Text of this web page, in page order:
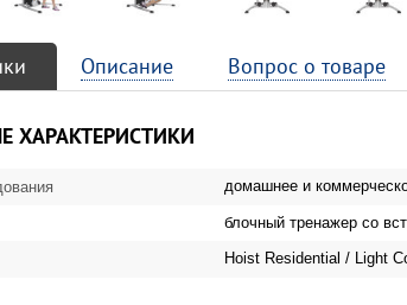
Описание Вопрос о товаре
ХАРАКТЕРИСТИКИ
домашнее и
блочный тренажер со
Hoist Residential / Light